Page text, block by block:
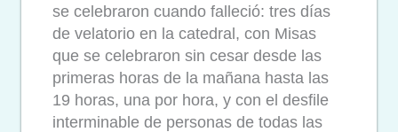
se celebraron cuando falleció: tres días
de velatorio en la catedral, con Misas
que se celebraron sin cesar desde las
primeras horas de la mañana hasta las
19 horas, una por hora, y con el desfile
interminable de personas de todas las